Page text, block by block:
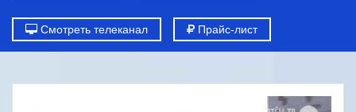
Смотреть телеканал Прайс-лист